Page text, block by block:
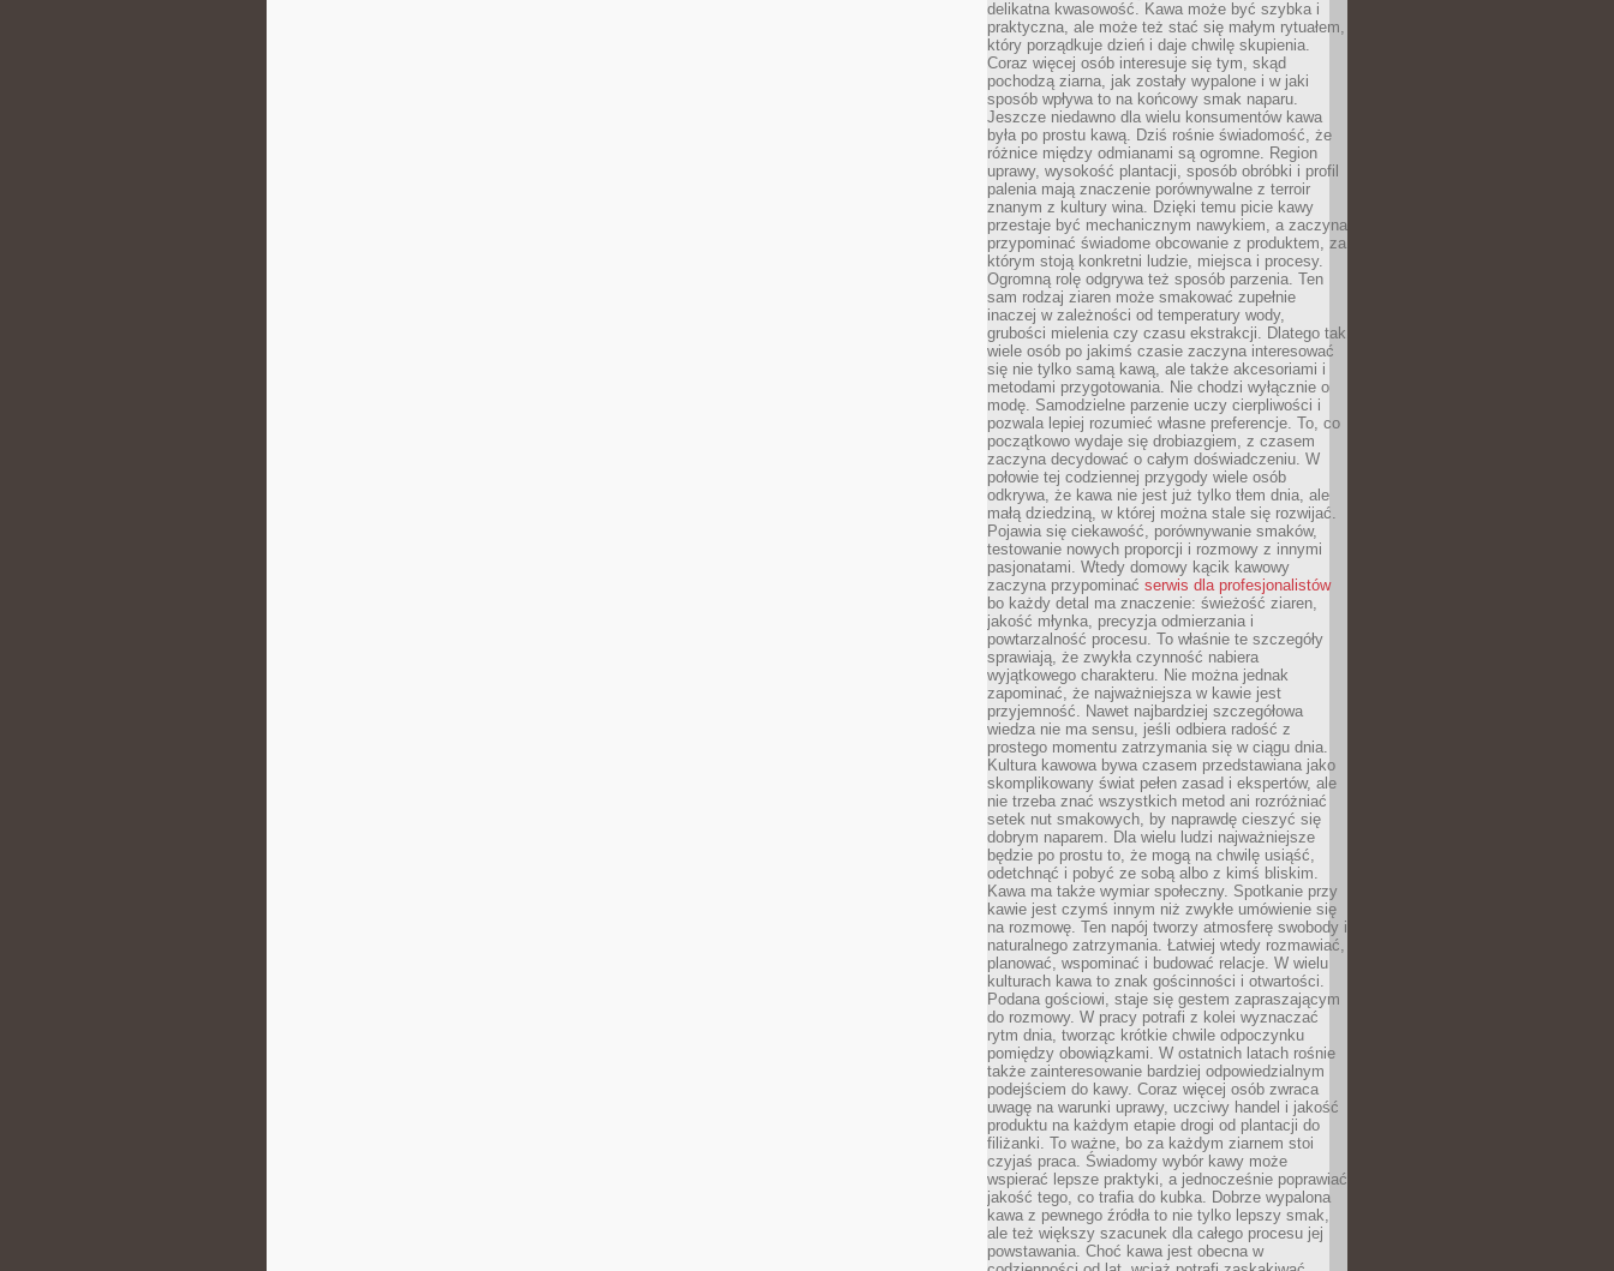
delikatna kwasowość. Kawa może być szybka i
praktyczna, ale może też stać się małym rytuałem,
który porządkuje dzień i daje chwilę skupienia.
Coraz więcej osób interesuje się tym, skąd
pochodzą ziarna, jak zostały wypalone i w jaki
sposób wpływa to na końcowy smak naparu.
Jeszcze niedawno dla wielu konsumentów kawa
była po prostu kawą. Dziś rośnie świadomość, że
różnice między odmianami są ogromne. Region
uprawy, wysokość plantacji, sposób obróbki i profil
palenia mają znaczenie porównywalne z terroir
znanym z kultury wina. Dzięki temu picie kawy
przestaje być mechanicznym nawykiem, a zaczyna
przypominać świadome obcowanie z produktem, za
którym stoją konkretni ludzie, miejsca i procesy.
Ogromną rolę odgrywa też sposób parzenia. Ten
sam rodzaj ziaren może smakować zupełnie
inaczej w zależności od temperatury wody,
grubości mielenia czy czasu ekstrakcji. Dlatego tak
wiele osób po jakimś czasie zaczyna interesować
się nie tylko samą kawą, ale także akcesoriami i
metodami przygotowania. Nie chodzi wyłącznie o
modę. Samodzielne parzenie uczy cierpliwości i
pozwala lepiej rozumieć własne preferencje. To, co
początkowo wydaje się drobiazgiem, z czasem
zaczyna decydować o całym doświadczeniu. W
połowie tej codziennej przygody wiele osób
odkrywa, że kawa nie jest już tylko tłem dnia, ale
małą dziedziną, w której można stale się rozwijać.
Pojawia się ciekawość, porównywanie smaków,
testowanie nowych proporcji i rozmowy z innymi
pasjonatami. Wtedy domowy kącik kawowy
zaczyna przypominać serwis dla profesjonalistów
bo każdy detal ma znaczenie: świeżość ziaren,
jakość młynka, precyzja odmierzania i
powtarzalność procesu. To właśnie te szczegóły
sprawiają, że zwykła czynność nabiera
wyjątkowego charakteru. Nie można jednak
zapominać, że najważniejsza w kawie jest
przyjemność. Nawet najbardziej szczegółowa
wiedza nie ma sensu, jeśli odbiera radość z
prostego momentu zatrzymania się w ciągu dnia.
Kultura kawowa bywa czasem przedstawiana jako
skomplikowany świat pełen zasad i ekspertów, ale
nie trzeba znać wszystkich metod ani rozróżniać
setek nut smakowych, by naprawdę cieszyć się
dobrym naparem. Dla wielu ludzi najważniejsze
będzie po prostu to, że mogą na chwilę usiąść,
odetchnąć i pobyć ze sobą albo z kimś bliskim.
Kawa ma także wymiar społeczny. Spotkanie przy
kawie jest czymś innym niż zwykłe umówienie się
na rozmowę. Ten napój tworzy atmosferę swobody i
naturalnego zatrzymania. Łatwiej wtedy rozmawiać,
planować, wspominać i budować relacje. W wielu
kulturach kawa to znak gościnności i otwartości.
Podana gościowi, staje się gestem zapraszającym
do rozmowy. W pracy potrafi z kolei wyznaczać
rytm dnia, tworząc krótkie chwile odpoczynku
pomiędzy obowiązkami. W ostatnich latach rośnie
także zainteresowanie bardziej odpowiedzialnym
podejściem do kawy. Coraz więcej osób zwraca
uwagę na warunki uprawy, uczciwy handel i jakość
produktu na każdym etapie drogi od plantacji do
filiżanki. To ważne, bo za każdym ziarnem stoi
czyjaś praca. Świadomy wybór kawy może
wspierać lepsze praktyki, a jednocześnie poprawiać
jakość tego, co trafia do kubka. Dobrze wypalona
kawa z pewnego źródła to nie tylko lepszy smak,
ale też większy szacunek dla całego procesu jej
powstawania. Choć kawa jest obecna w